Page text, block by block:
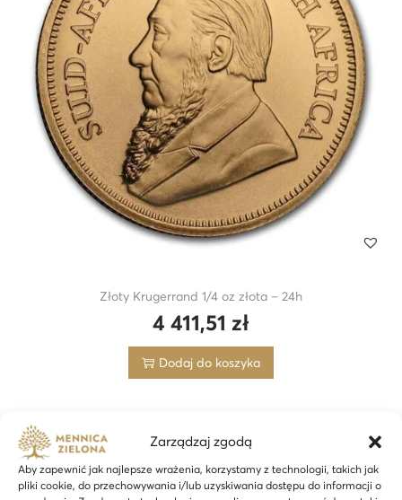
Zarządzaj zgodą
Aby zapewnić jak najlepsze wrażenia, korzystamy z technologii, takich jak
pliki cookie, do przechowywania i/lub uzyskiwania dostępu do informacji o
Złoty Krugerrand 1/4 oz złota – 24h
4 411,51 zł
Dodaj do koszyka